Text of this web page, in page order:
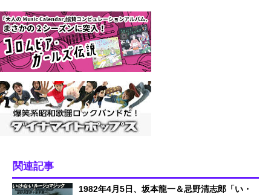
関連記事
1982年4月5日、坂本龍一＆忌野清志郎「い・